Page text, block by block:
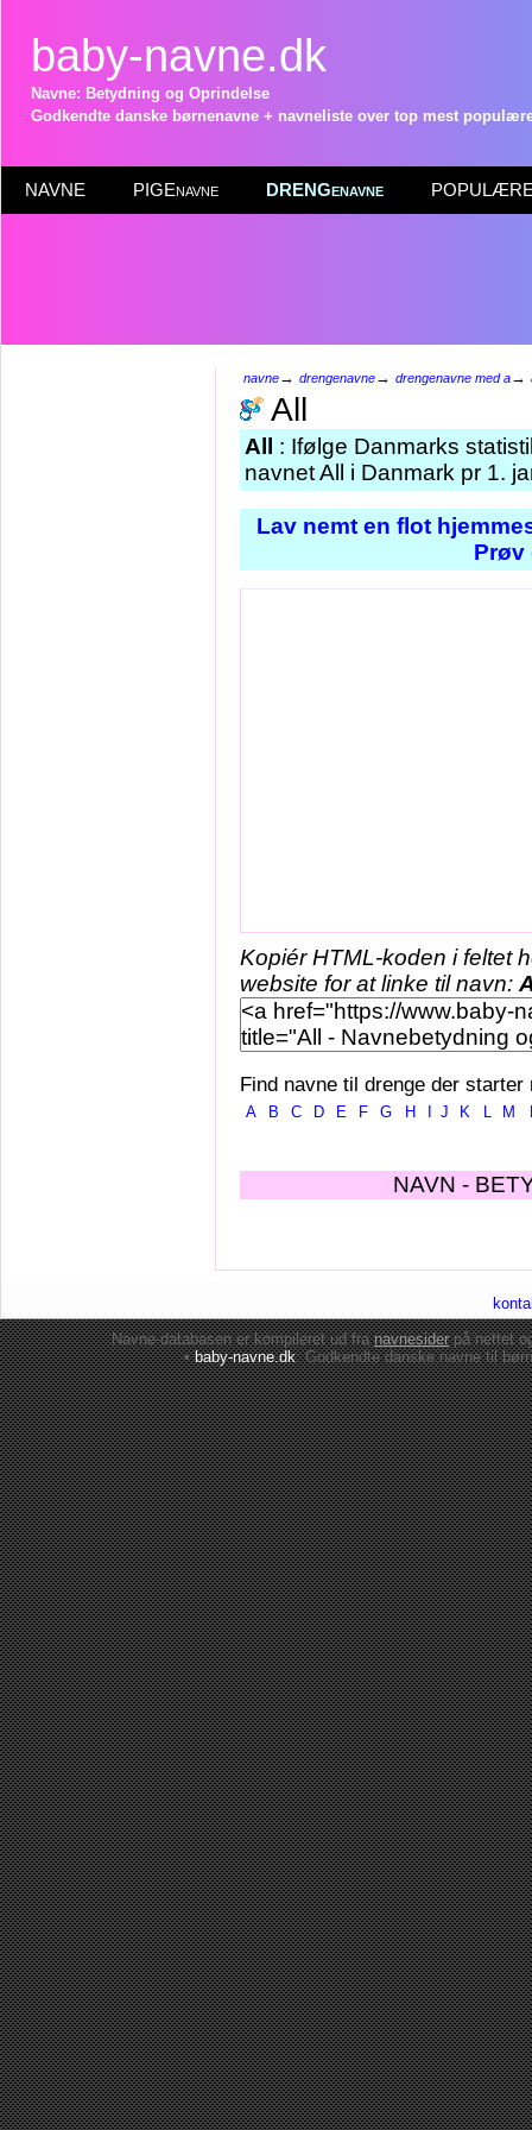
baby-navne.dk
Navne: Betydning og Oprindelse
Godkendte danske børnenavne + navneliste over top mest
NAVNE PIGEnavne DRENGenavne POPULÆRE
navne→ drengenavne→ drengenavne med a→
All
All
: Ifølge Danmarks
navnet All i Danmark pr 1.
Lav nemt en flot
Prøv
Kopiér HTML-koden i feltet
website for at linke til navn:
Find navne til drenge der starter
A B C D E F G H J K L M
NAVN -
Navne-databasen er kompileret ud franavnesiderpå nettet
•baby-navne.dk: Godkendte danskenavne til børn